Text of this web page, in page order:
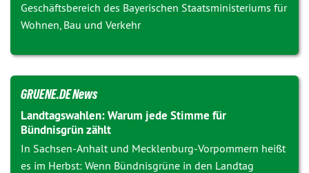
Geschäftsbereich des Bayerischen Staatsministeriums für
Wohnen, Bau und Verkehr
GRUENE.DE News
Landtagswahlen: Warum jede Stimme für
Bündnisgrün zählt
In Sachsen-Anhalt und Mecklenburg-Vorpommern heißt
es im Herbst: Wenn Bündnisgrüne in den Landtag